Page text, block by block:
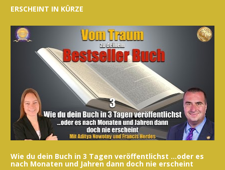
ERSCHEINT IN KÜRZE
Wie du dein Buch in 3 Tagen veröffentlichst ...oder es
nach Monaten und Jahren dann doch nie erscheint